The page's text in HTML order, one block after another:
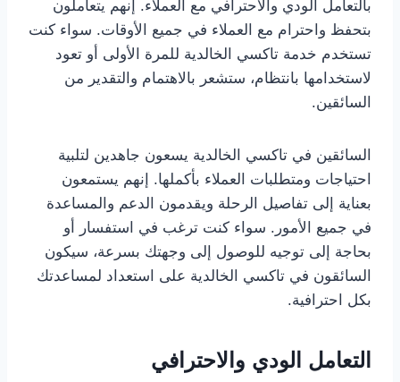
بالتعامل الودي والاحترافي مع العملاء. إنهم يتعاملون
بتحفظ واحترام مع العملاء في جميع الأوقات. سواء كنت
تستخدم خدمة تاكسي الخالدية للمرة الأولى أو تعود
لاستخدامها بانتظام، ستشعر بالاهتمام والتقدير من
السائقين.
السائقين في تاكسي الخالدية يسعون جاهدين لتلبية
احتياجات ومتطلبات العملاء بأكملها. إنهم يستمعون
بعناية إلى تفاصيل الرحلة ويقدمون الدعم والمساعدة
في جميع الأمور. سواء كنت ترغب في استفسار أو
بحاجة إلى توجيه للوصول إلى وجهتك بسرعة، سيكون
السائقون في تاكسي الخالدية على استعداد لمساعدتك
بكل احترافية.
التعامل الودي والاحترافي